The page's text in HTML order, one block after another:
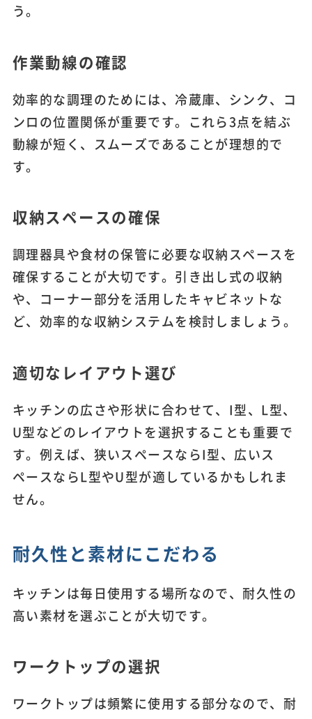
う。
作業動線の確認
効率的な調理のためには、冷蔵庫、シンク、コ
ンロの位置関係が重要です。これら3点を結ぶ
動線が短く、スムーズであることが理想的で
す。
収納スペースの確保
調理器具や食材の保管に必要な収納スペースを
確保することが大切です。引き出し式の収納
や、コーナー部分を活用したキャビネットな
ど、効率的な収納システムを検討しましょう。
適切なレイアウト選び
キッチンの広さや形状に合わせて、I型、L型、
U型などのレイアウトを選択することも重要で
す。例えば、狭いスペースならI型、広いス
ペースならL型やU型が適しているかもしれま
せん。
耐久性と素材にこだわる
キッチンは毎日使用する場所なので、耐久性の
高い素材を選ぶことが大切です。
ワークトップの選択
ワークトップは頻繁に使用する部分なので、耐